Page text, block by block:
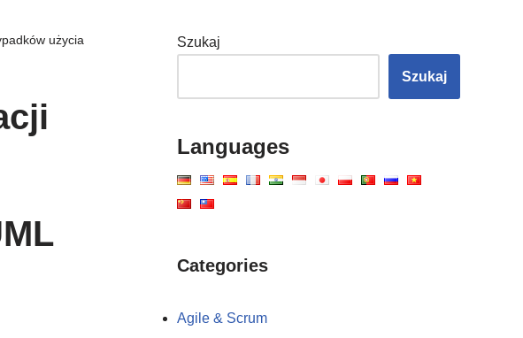
użycia
Szukaj
Szukaj
Languages
Categories
Agile & Scrum